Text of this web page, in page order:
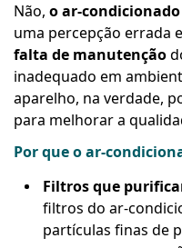
Não, o ar-
uma percepção errada
falta de manutenção
inadequado em
aparelho, na verdade,
para melhorar a
Por que o ar-
Filtros que
filtros do ar-
partículas finas de